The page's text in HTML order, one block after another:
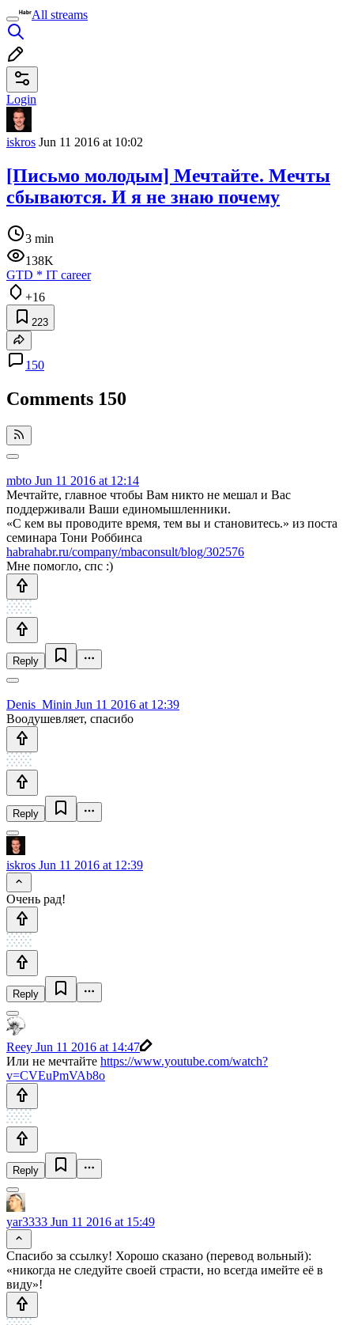
All streams
Login
iskros Jun 11 2016 at 10:02
[Письмо молодым] Мечтайте. Мечты
сбываются. И я не знаю почему
3 min
138K
GTD * IT career
+16
223
150
Comments 150
mbto Jun 11 2016 at 12:14
Мечтайте, главное чтобы Вам никто не мешал и Вас
поддерживали Ваши единомышленники.
«С кем вы проводите время, тем вы и становитесь.» из поста
семинара Тони Роббинса
habrahabr.ru/company/mbaconsult/blog/302576
Мне помогло, спс :)
Reply
Denis_Minin Jun 11 2016 at 12:39
Воодушевляет, спасибо
Reply
iskros Jun 11 2016 at 12:39
Очень рад!
Reply
Reey Jun 11 2016 at 14:47
Или не мечтайте https://www.youtube.com/watch?
v=CVEuPmVAb8o
Reply
yar3333 Jun 11 2016 at 15:49
Спасибо за ссылку! Хорошо сказано (перевод вольный):
«никогда не следуйте своей страсти, но всегда имейте её в
виду»!